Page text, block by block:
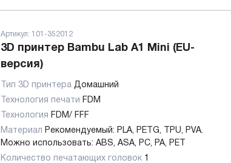
Артикул: 101-352012
3D принтер Bambu Lab А1 Mini (EU-
версия)
Тип 3D принтера Домашний
Технология печати FDM
Технология FDM/ FFF
Материал Рекомендуемый: PLA, PETG, TPU, PVA.
Можно использовать: ABS, ASA, PC, PA, PET
Количество печатающих головок 1